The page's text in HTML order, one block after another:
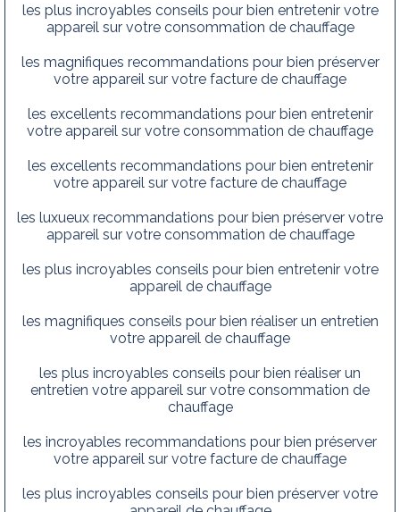
les plus incroyables conseils pour bien entretenir votre
appareil sur votre consommation de chauffage
les magnifiques recommandations pour bien préserver
votre appareil sur votre facture de chauffage
les excellents recommandations pour bien entretenir
votre appareil sur votre consommation de chauffage
les excellents recommandations pour bien entretenir
votre appareil sur votre facture de chauffage
les luxueux recommandations pour bien préserver votre
appareil sur votre consommation de chauffage
les plus incroyables conseils pour bien entretenir votre
appareil de chauffage
les magnifiques conseils pour bien réaliser un entretien
votre appareil de chauffage
les plus incroyables conseils pour bien réaliser un
entretien votre appareil sur votre consommation de
chauffage
les incroyables recommandations pour bien préserver
votre appareil sur votre facture de chauffage
les plus incroyables conseils pour bien préserver votre